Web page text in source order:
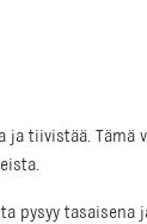
tiivistää.
tasaisena